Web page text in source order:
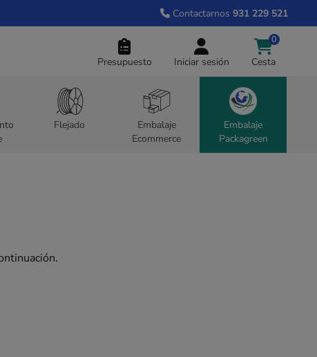
Contactarnos 931 229 521
Presupuesto Iniciar sesión Cesta
0
Flejado
Embalaje
Ecommerce
Embalaje
Packagreen